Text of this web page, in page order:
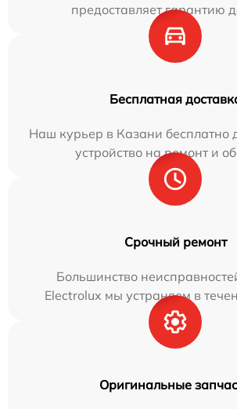
предоставляет гарантию
Бесплатная
Наш курьер в Казани бесплатно
устройство на ремонт и
Срочный ремонт
Большинство
Electrolux мы устраняем в
Оригинальные